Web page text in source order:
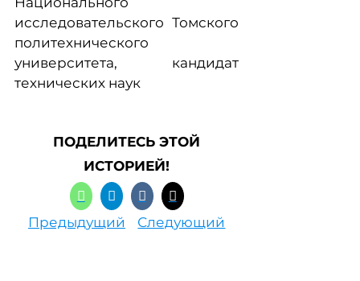
исследовательского Томского
политехнического
университета, кандидат
технических наук
ПОДЕЛИТЕСЬ ЭТОЙ
ИСТОРИЕЙ!
Предыдущий Следующий